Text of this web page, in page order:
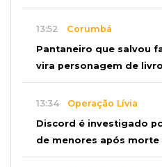
13:52 Corumbá
Pantaneiro que salvou
vira personagem de livro
13:34 Operação Lívia
Discord é investigado
de menores após